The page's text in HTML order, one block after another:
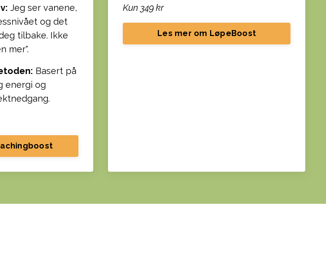
Jeg ser vanene,
og det
tilbake. Ikke
mer".
Basert på
energi og
Kun 349 kr
Les mer om LøpeBoost